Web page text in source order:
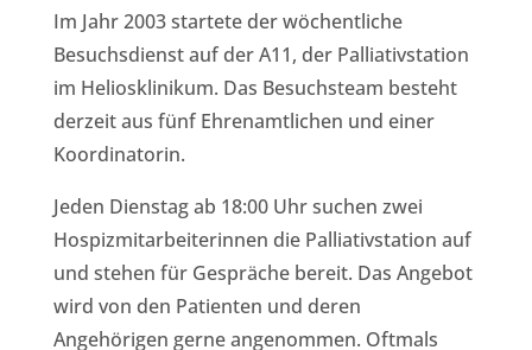
Im Jahr 2003 startete der wöchentliche
Besuchsdienst auf der A11, der Palliativstation
im Heliosklinikum. Das Besuchsteam besteht
derzeit aus fünf Ehrenamtlichen und einer
Koordinatorin.
Jeden Dienstag ab 18:00 Uhr suchen zwei
Hospizmitarbeiterinnen die Palliativstation auf
und stehen für Gespräche bereit. Das Angebot
wird von den Patienten und deren
Angehörigen gerne angenommen. Oftmals